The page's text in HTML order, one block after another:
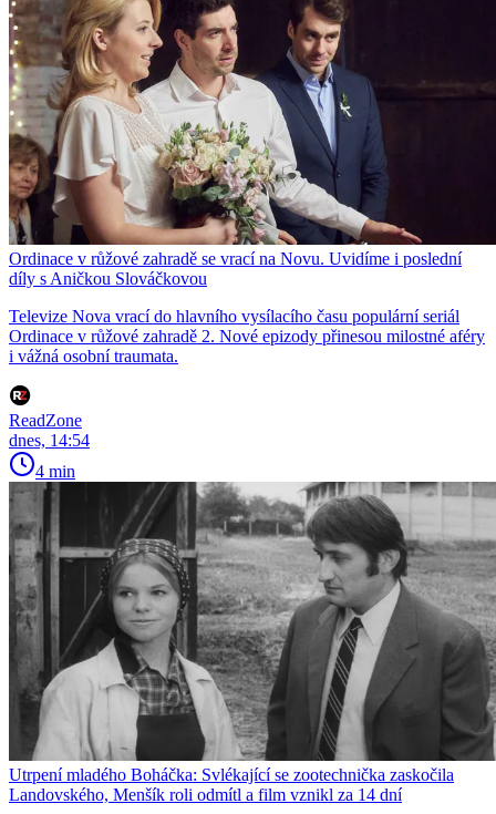
Ordinace v růžové zahradě se vrací na Novu. Uvidíme i poslední
díly s Aničkou Slováčkovou
Televize Nova vrací do hlavního vysílacího času populární seriál
Ordinace v růžové zahradě 2. Nové epizody přinesou milostné aféry
i vážná osobní traumata.
ReadZone
dnes, 14:54
4 min
Utrpení mladého Boháčka: Svlékající se zootechnička zaskočila
Landovského, Menšík roli odmítl a film vznikl za 14 dní